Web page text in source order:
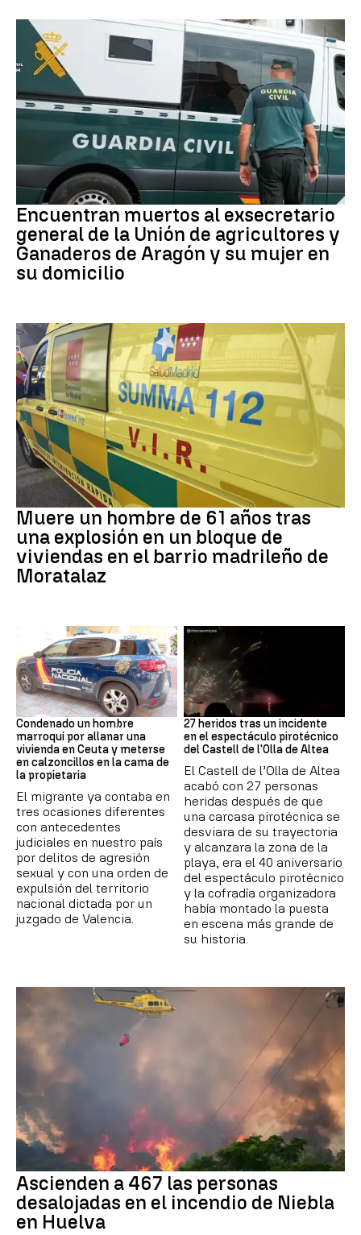
Muertes
Encuentran muertos al exsecretario
general de la Unión de agricultores y
Ganaderos de Aragón y su mujer en
su domicilio
Muere un hombre de 61 años tras
una explosión en un bloque de
viviendas en el barrio madrileño de
Moratalaz
Ceuta
Condenado un hombre
marroquí por allanar una
vivienda en Ceuta y meterse
en calzoncillos en la cama de
la propietaria
El migrante ya contaba en
tres ocasiones diferentes
con antecedentes
judiciales en nuestro país
por delitos de agresión
sexual y con una orden de
expulsión del territorio
nacional dictada por un
juzgado de Valencia.
Incidente
27 heridos tras un incidente
en el espectáculo pirotécnico
del Castell de l'Olla de Altea
El Castell de l’Olla de Altea
acabó con 27 personas
heridas después de que
una carcasa pirotécnica se
desviara de su trayectoria
y alcanzara la zona de la
playa, era el 40 aniversario
del espectáculo pirotécnico
y la cofradía organizadora
había montado la puesta
en escena más grande de
su historia.
Ascienden a 467 las personas
desalojadas en el incendio de Niebla
en Huelva